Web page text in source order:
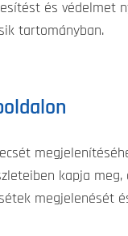
és
tartományban.
kapja
megjelenését